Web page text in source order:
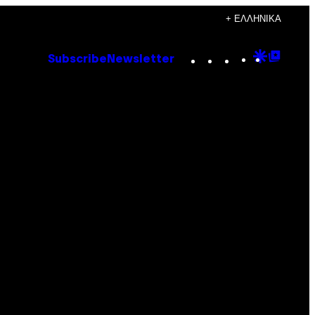
+ ΕΛΛΗΝΙΚΆ
Subscribe Newsletter Instagram
TikTok
YouTube
Google